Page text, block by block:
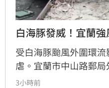
白海豚發威！宜蘭
受白海豚颱風外圍環
虐。宜蘭市中山路郵
剝落，武營街亦發生磁
3小時前